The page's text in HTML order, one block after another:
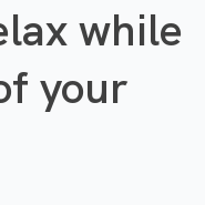
while
your